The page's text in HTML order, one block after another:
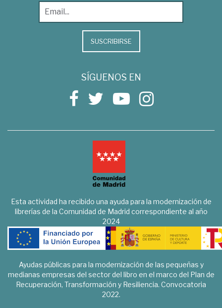
SUSCRIBIRSE
SÍGUENOS EN
Esta actividad ha recibido una ayuda para la modernización de
librerías de la Comunidad de Madrid correspondiente al año
2024
Ayudas públicas para la modernización de las pequeñas y
medianas empresas del sector del libro en el marco del Plan de
Recuperación, Transformación y Resiliencia. Convocatoria
2022.